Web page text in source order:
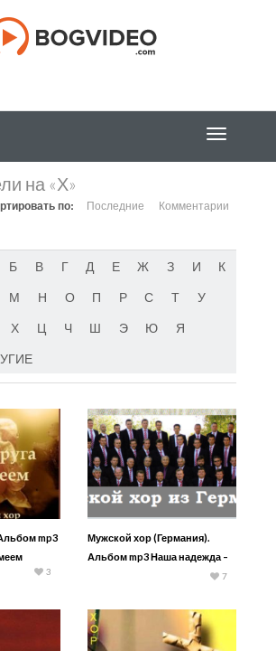
на «Х»
по: Последние Комментарии
Б В Г Д Е Ж З И
К
М Н О П Р С Т
У
Х Ц Ч Ш Э Ю
Я
mp3
3
Мужской хор (Германия).
Альбом mp3 Наша надежда –
7